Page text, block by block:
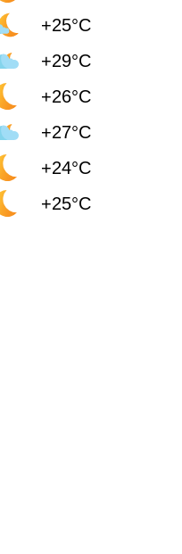
+25°C
+29°C
+26°C
+27°C
+24°C
+25°C